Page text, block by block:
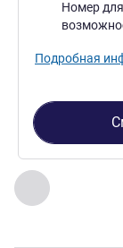
Назад -
Страница
Номер
Подробная